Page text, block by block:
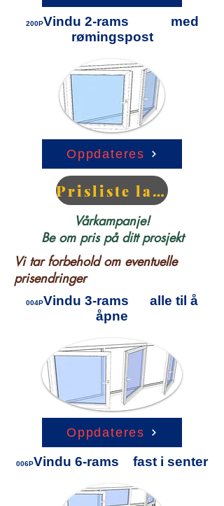
200PVindu 2-rams med
rømingspost
Oppdateres
Prisliste lagerført PVC
Vårkampanje!
Be om pris på ditt prosjekt
Vi tar forbehold om eventuelle
prisendringer
004PVindu 3-rams alle til å
åpne
Oppdateres
006PVindu 6-rams fast i senter